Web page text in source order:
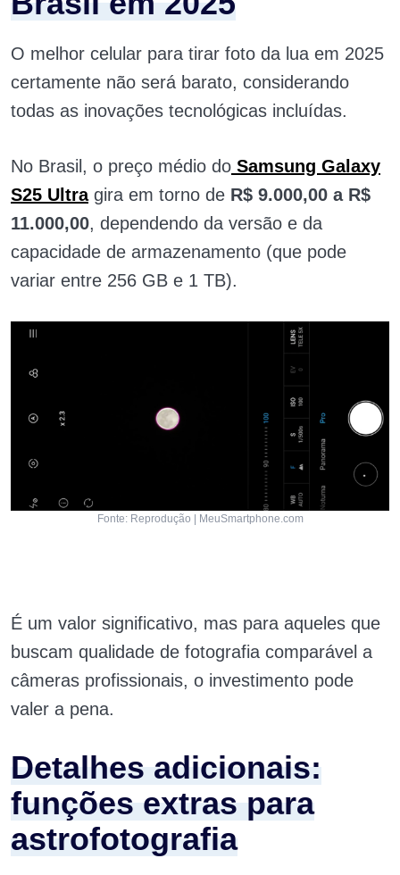
O melhor celular para tirar foto da lua em 2025
certamente não será barato, considerando
todas as inovações tecnológicas incluídas.
No Brasil, o preço médio do Samsung Galaxy
S25 Ultragira em torno de R$ 9.000,00 a R$
11.000,00, dependendo da versão e da
capacidade de armazenamento (que pode
variar entre 256 GB e 1 TB).
Fonte: Reprodução | MeuSmartphone.com
É um valor significativo, mas para aqueles que
buscam qualidade de fotografia comparável a
câmeras profissionais, o investimento pode
valer a pena.
Detalhes adicionais:
funções extras para
astrofotografia